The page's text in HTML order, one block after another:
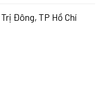
Đông, TP Hồ Chí